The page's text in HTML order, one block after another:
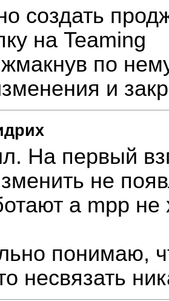
создать
на Teaming
по
и
На первый
не
а mpp не
понимаю,
несвязать